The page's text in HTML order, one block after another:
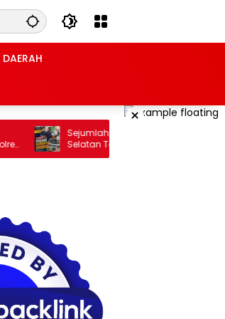
DAERAH
×
Sejumlah Proyek Dinas PUPR Lampung
Selatan Tahun 2024 dan 2026
Dilaporkan DPP KAMPUD Ke Kejati